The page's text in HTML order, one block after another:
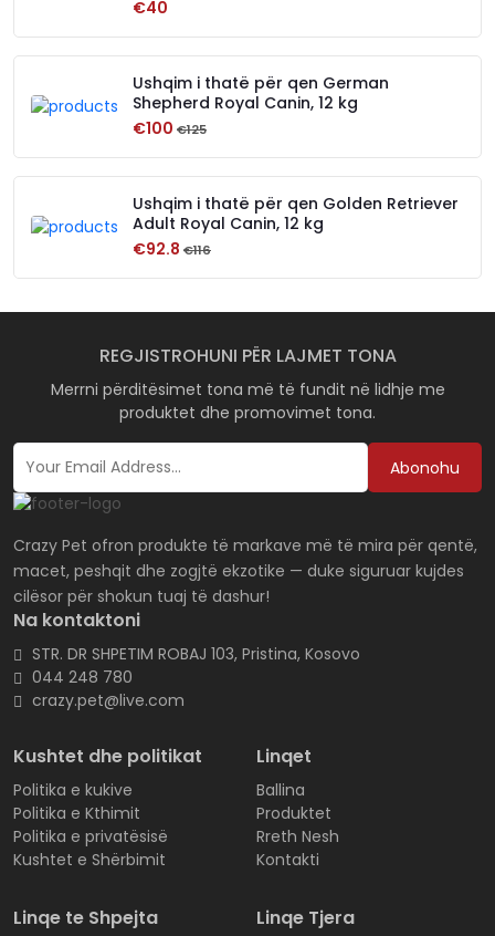
€40
Ushqim i thatë për qen German
Shepherd Royal Canin, 12 kg
€100 €125
Ushqim i thatë për qen Golden Retriever
Adult Royal Canin, 12 kg
€92.8 €116
Crazy Pet ofron produkte të markave më të mira për qentë,
macet, peshqit dhe zogjtë ekzotike — duke siguruar kujdes
cilësor për shokun tuaj të dashur!
REGJISTROHUNI PËR LAJMET TONA
Merrni përditësimet tona më të fundit në lidhje me
produktet dhe promovimet tona.
Abonohu
Na kontaktoni
STR. DR SHPETIM ROBAJ 103, Pristina, Kosovo
044 248 780
crazy.pet@live.com
Kushtet dhe politikat
Politika e kukive
Politika e Kthimit
Politika e privatësisë
Kushtet e Shërbimit
Linqet
Ballina
Produktet
Rreth Nesh
Kontakti
Linqe te Shpejta Linqe Tjera